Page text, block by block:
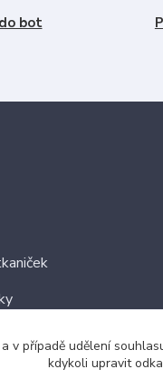
bot
v případě udělení
kdykoli upravit